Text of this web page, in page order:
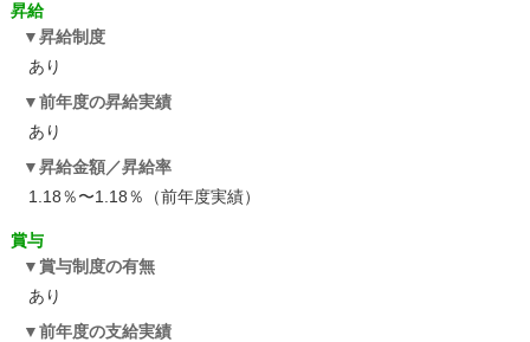
昇給
昇給制度
あり
前年度の昇給実績
あり
昇給金額／昇給率
1.18％〜1.18％（前年度実績）
賞与
賞与制度の有無
あり
前年度の支給実績